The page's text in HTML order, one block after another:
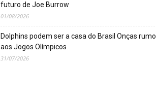
futuro de Joe Burrow
01/08/2026
Dolphins podem ser a casa do Brasil Onças rumo
aos Jogos Olímpicos
31/07/2026